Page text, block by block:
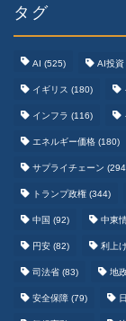
タグ
AI (525) AI投資
イギリス (180)
インフラ (116)
エネルギー価格 (180)
サプライチェーン
トランプ政権 (344)
中国 (92) 中東
円安 (82) 利上
司法省 (83) 地
安全保障 (79)